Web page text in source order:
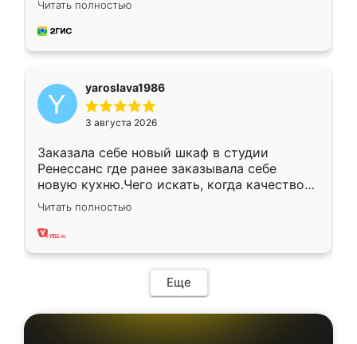
довольны работой. Спасибо Ренессанс
мебель за качественную работу!
Читать полностью
yaroslava1986
3 августа 2026
Заказала себе новый шкаф в студии
Ренессанс где ранее заказывала себе
новую кухню.Чего искать, когда качеством
вполне довольна. Служит кухня уже почти
два года, нареканий нет.
Читать полностью
Еще